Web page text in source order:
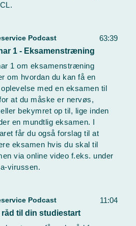
63:39
Podcast
1 - Eksamenstræning
1 om eksamenstræning
om hvordan du kan få en
med en eksamen til
at du måske er nervøs,
bekymret op til, lige inden
en mundtlig eksamen. I
får du også forslag til at
eksamen hvis du skal til
via online video f.eks. under
virussen.
11:04
Podcast
råd til din studiestart